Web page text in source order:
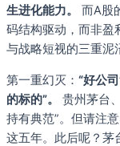
生进化能力。
而A股
码结构驱动，而非盈
与战略短视的三重泥
第一重幻灭： “好公
的标的”。
贵州茅台
持有典范”。但请注
这五年。此后呢？茅